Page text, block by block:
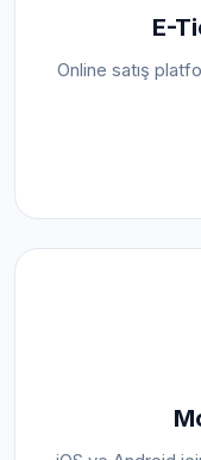
E-
Online satış